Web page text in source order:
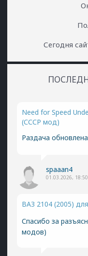
Сегодня
Need for Speed
(СССР мод)
Раздача
spaaan4
01.03.2026, 18:50
ВАЗ 2104 (2005)
Спасибо за
модов)